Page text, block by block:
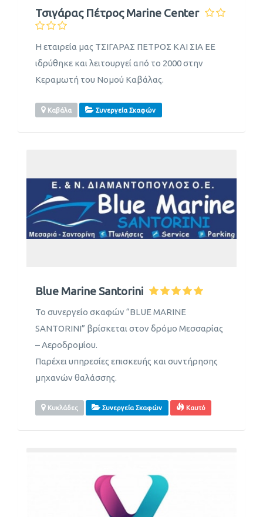
Τσιγάρας Πέτρος Marine Center
Η εταιρεία μας ΤΣΙΓΑΡΑΣ ΠΕΤΡΟΣ ΚΑΙ ΣΙΑ ΕΕ
ιδρύθηκε και λειτουργεί από το 2000 στην
Κεραμωτή του Νομού Καβάλας.
Καβάλα Συνεργεία Σκαφών
Blue Marine Santorini
Το συνεργείο σκαφών “BLUE MARINE
SANTORINI” βρίσκεται στον δρόμο Μεσσαρίας
– Αεροδρομίου.
Παρέχει υπηρεσίες επισκευής και συντήρησης
μηχανών θαλάσσης.
Κυκλάδες Συνεργεία Σκαφών Καυτό